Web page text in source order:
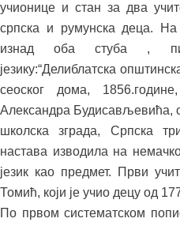
учионице и стан за два
српска и румунска деца.
изнад оба стуба ,
језику:“Делиблатска
сеоског дома,
Александра Будисављевића,
школска зграда, Српска
настава изводила на
језик као предмет. Први
Томић, који је учио децу од
По првом систематском